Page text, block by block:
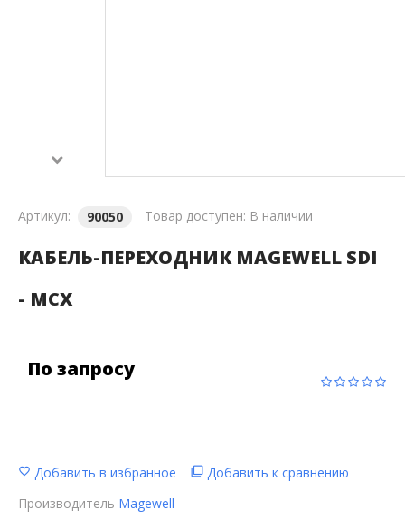
Артикул: 90050 Товар доступен: В наличии
КАБЕЛЬ-ПЕРЕХОДНИК MAGEWELL SDI
- MCX
По запросу
Добавить в избранное
Добавить к сравнению
Производитель Magewell